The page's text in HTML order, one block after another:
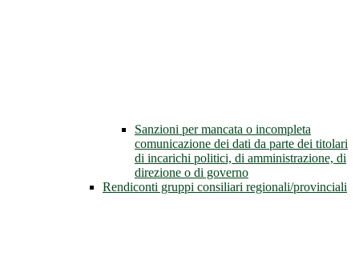
Sanzioni per mancata o incompleta
comunicazione dei dati da parte dei titolari
di incarichi politici, di amministrazione, di
direzione o di governo
Rendiconti gruppi consiliari regionali/provinciali